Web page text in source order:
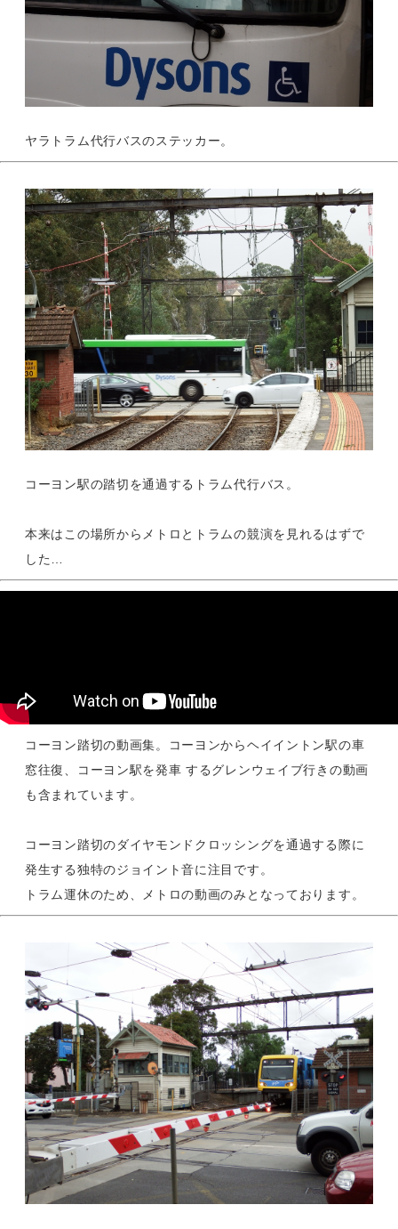
ヤラトラム代行バスのステッカー。
コーヨン駅の踏切を通過するトラム代行バス。
本来はこの場所からメトロとトラムの競演を見れるはずで
した…
コーヨン踏切の動画集。コーヨンからヘイイントン駅の車
窓往復、コーヨン駅を発車 するグレンウェイブ行きの動画
も含まれています。
コーヨン踏切のダイヤモンドクロッシングを通過する際に
発生する独特のジョイント音に注目です。
トラム運休のため、メトロの動画のみとなっております。